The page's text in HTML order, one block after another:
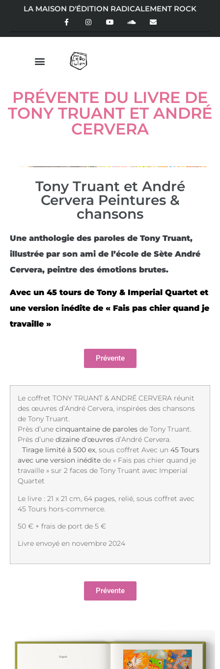
LA MAISON D'ÉDITION RADICALEMENT ROCK
PRÉVENTE DU LIVRE DE
TONY TRUANT ET ANDRÉ
CERVERA
Tony Truant et André
Cervera Peintures &
chansons
Une anthologie des paroles de Tony Truant,
illustrée par son ami de l’école de Sète André
Cervera, peintre des émotions brutes.
Avec un 45 tours de Tony & Imperial Quartet et
une version inédite de « Fais pas chier quand je
travaille »
Prévente
Le coffret TONY TRUANT & ANDRÉ CERVERA réunit
des œuvres d’André Cervera, inspirées des chansons
de Tony Truant.
Près d’une cinquantaine de paroles de Tony Truant.
Près d’une dizaine d’œuvres d’André Cervera.
Tirage limité à 500 ex, sous coffret Avec un 45 Tours
avec une version inédite de « Fais pas chier quand je
travaille » sur 2 faces de Tony Truant avec Imperial
Quartet
Le livre : 21 x 21 cm, 64 pages, relié, sous coffret avec
45 Tours hors-commerce.
50 € + frais de port de 5 €
Livre envoyé en novembre 2024
Prévente